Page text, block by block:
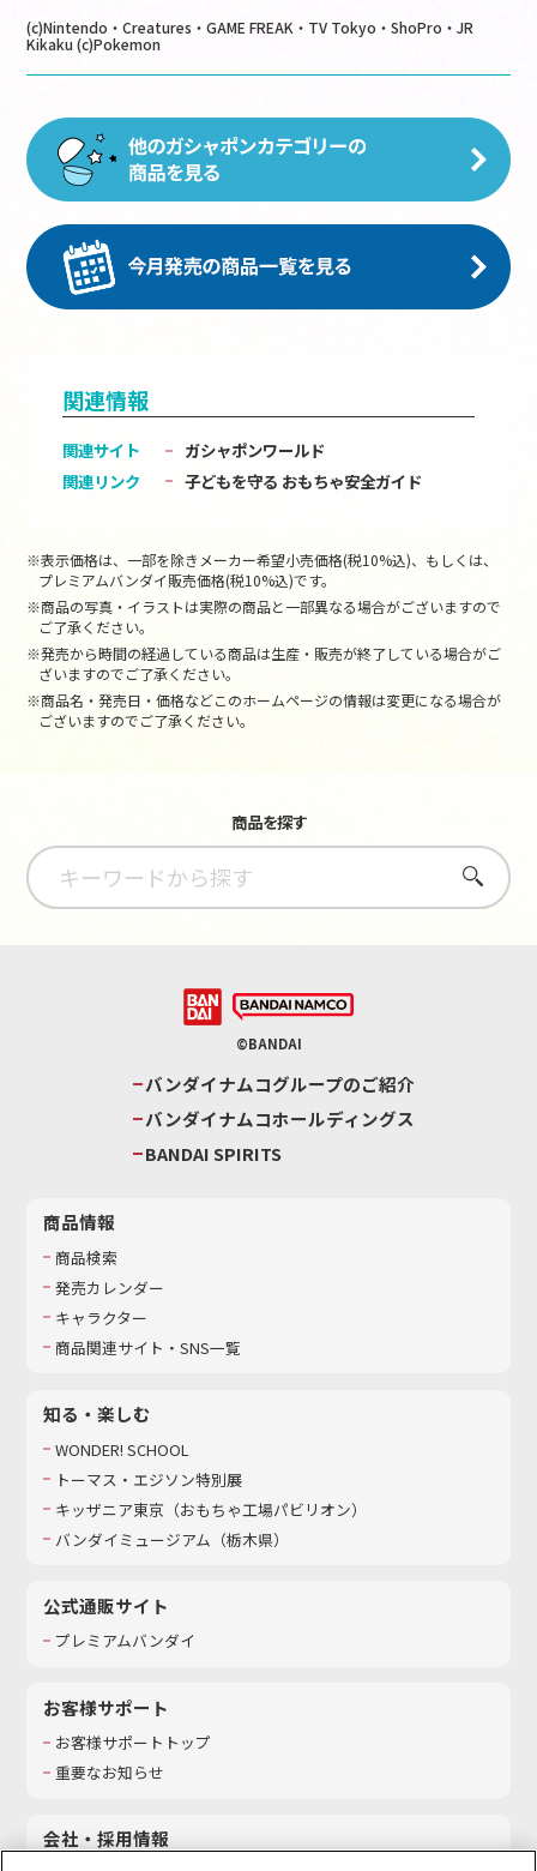
(c)Nintendo・Creatures・GAME FREAK・TV Tokyo・ShoPro・JR
Kikaku (c)Pokemon
関連情報
関連サイト
ガシャポンワールド
関連リンク
子どもを守る おもちゃ安全ガイド
※表示価格は、一部を除きメーカー希望小売価格(税10%込)、もしくは、
プレミアムバンダイ販売価格(税10%込)です。
※商品の写真・イラストは実際の商品と一部異なる場合がございますので
ご了承ください。
※発売から時間の経過している商品は生産・販売が終了している場合がご
ざいますのでご了承ください。
※商品名・発売日・価格などこのホームページの情報は変更になる場合が
ございますのでご了承ください。
商品を探す
さがす
©BANDAI
バンダイナムコグループのご紹介
バンダイナムコホールディングス
BANDAI SPIRITS
商品情報
商品検索
発売カレンダー
キャラクター
商品関連サイト・SNS一覧
知る・楽しむ
WONDER! SCHOOL
トーマス・エジソン特別展
キッザニア東京（おもちゃ工場パビリオン）​
バンダイミュージアム（栃木県）
公式通販サイト
プレミアムバンダイ
お客様サポート
お客様サポートトップ
重要なお知らせ
会社・採用情報